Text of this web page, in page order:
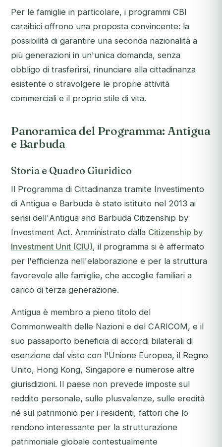
Per le famiglie in particolare, i programmi CBI
caraibici offrono una proposta convincente: la
possibilità di garantire una seconda nazionalità a
più generazioni in un'unica domanda, senza
obbligo di trasferirsi, rinunciare alla cittadinanza
esistente o stravolgere le proprie attività
commerciali e il proprio stile di vita.
Panoramica del Programma: Antigua
e Barbuda
Storia e Quadro Giuridico
Il Programma di Cittadinanza tramite Investimento
di Antigua e Barbuda è stato istituito nel 2013 ai
sensi dell'Antigua and Barbuda Citizenship by
Investment Act. Amministrato dalla Citizenship by
Investment Unit (CIU), il programma si è affermato
per l'efficienza nell'elaborazione e per la struttura
favorevole alle famiglie, che accoglie familiari a
carico di terza generazione.
Antigua è membro a pieno titolo del
Commonwealth delle Nazioni e del CARICOM, e il
suo passaporto beneficia di accordi bilaterali di
esenzione dal visto con l'Unione Europea, il Regno
Unito, Hong Kong, Singapore e numerose altre
giurisdizioni. Il paese non prevede imposte sul
reddito personale, sulle plusvalenze, sulle eredità
né sul patrimonio per i residenti, fattori che lo
rendono interessante per la strutturazione
patrimoniale globale contestualmente